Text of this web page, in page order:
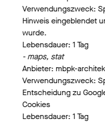
Holzhybridbauweise
Es wird eine nachhaltige
vorgeschlagen, die die
mit den jeweiligen Stärken
kombiniert. Die
Holzrahmenbauweise mit
Energiekonzept
Für die Wärmeversorgung
Wärmepumpe mit
eine CO2 neutrale
Verwendungszweck:
Hinweis eingeblendet
wurde.
Lebensdauer: 1 Tag
- maps, stat
Anbieter: mbpk-
Verwendungszweck:
Entscheidung zu
Cookies
Lebensdauer: 1 Tag